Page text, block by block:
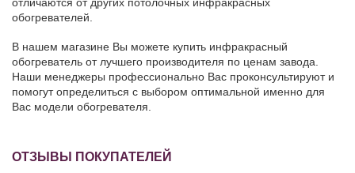
обогревателей.
В нашем магазине Вы можете купить инфракрасный
обогреватель от лучшего производителя по ценам завода.
Наши менеджеры профессионально Вас проконсультируют и
помогут определиться с выбором оптимальной именно для
Вас модели обогревателя.
ОТЗЫВЫ ПОКУПАТЕЛЕЙ